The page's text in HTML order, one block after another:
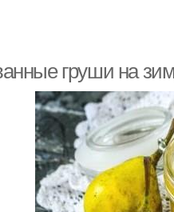
груши на